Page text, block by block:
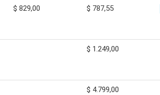
$ 829,00 $ 787,55
$ 1.249,00
$ 4.799,00